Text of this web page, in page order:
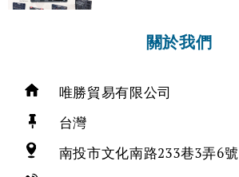
關於我們
唯勝貿易有限公司
台灣
南投市文化南路233巷3弄6號